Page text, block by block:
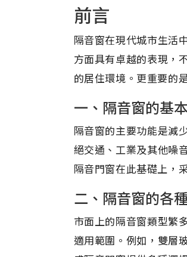
前言
隔音窗在現代城市生活
方面具有卓越的表現，
的居住環境。更重要的
一、隔音窗的基
隔音窗的主要功能是減
絕交通、工業及其他噪
隔音門窗在此基礎上，
二、隔音窗的各
市面上的隔音窗類型繁
適用範圍。例如，雙層